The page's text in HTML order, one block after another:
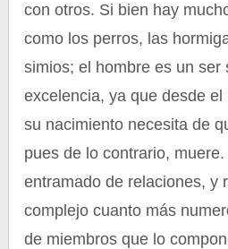
con otros. Si bien hay
como los perros, las
simios; el hombre es un ser
excelencia, ya que desde
su nacimiento necesita de
pues de lo contrario,
entramado de relaciones, y
complejo cuanto más
de miembros que lo